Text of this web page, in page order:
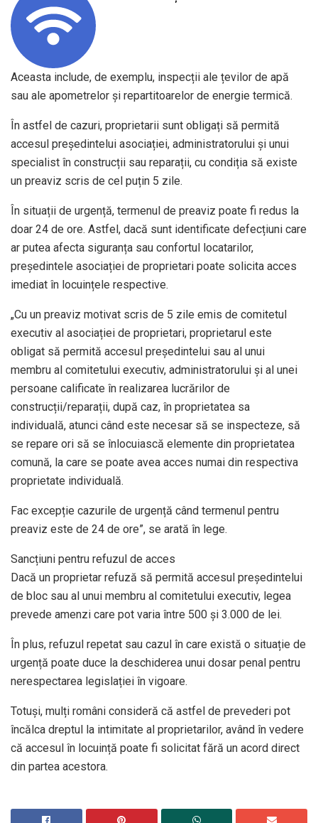
Aceasta include, de exemplu, inspecții ale țevilor de apă
sau ale apometrelor și repartitoarelor de energie termică.
În astfel de cazuri, proprietarii sunt obligați să permită
accesul președintelui asociației, administratorului și unui
specialist în construcții sau reparații, cu condiția să existe
un preaviz scris de cel puțin 5 zile.
În situații de urgență, termenul de preaviz poate fi redus la
doar 24 de ore. Astfel, dacă sunt identificate defecțiuni care
ar putea afecta siguranța sau confortul locatarilor,
președintele asociației de proprietari poate solicita acces
imediat în locuințele respective.
„Cu un preaviz motivat scris de 5 zile emis de comitetul
executiv al asociației de proprietari, proprietarul este
obligat să permită accesul președintelui sau al unui
membru al comitetului executiv, administratorului și al unei
persoane calificate în realizarea lucrărilor de
construcții/reparații, după caz, în proprietatea sa
individuală, atunci când este necesar să se inspecteze, să
se repare ori să se înlocuiască elemente din proprietatea
comună, la care se poate avea acces numai din respectiva
proprietate individuală.
Fac excepție cazurile de urgență când termenul pentru
preaviz este de 24 de ore”, se arată în lege.
Sancțiuni pentru refuzul de acces
Dacă un proprietar refuză să permită accesul președintelui
de bloc sau al unui membru al comitetului executiv, legea
prevede amenzi care pot varia între 500 și 3.000 de lei.
În plus, refuzul repetat sau cazul în care există o situație de
urgență poate duce la deschiderea unui dosar penal pentru
nerespectarea legislației în vigoare.
Totuși, mulți români consideră că astfel de prevederi pot
încălca dreptul la intimitate al proprietarilor, având în vedere
că accesul în locuință poate fi solicitat fără un acord direct
din partea acestora.